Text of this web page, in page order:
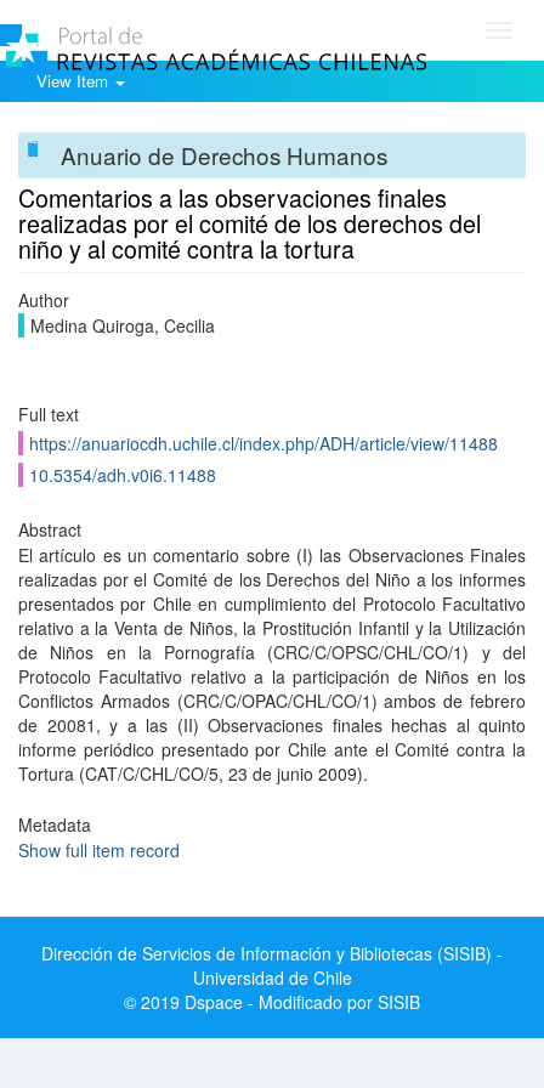
View Item
Anuario de Derechos Humanos
Comentarios a las observaciones finales
realizadas por el comité de los derechos del
niño y al comité contra la tortura
Author
Medina Quiroga, Cecilia
Full text
https://anuariocdh.uchile.cl/index.php/ADH/article/view/11488
10.5354/adh.v0i6.11488
Abstract
El artículo es un comentario sobre (I) las Observaciones Finales
realizadas por el Comité de los Derechos del Niño a los informes
presentados por Chile en cumplimiento del Protocolo Facultativo
relativo a la Venta de Niños, la Prostitución Infantil y la Utilización
de Niños en la Pornografía (CRC/C/OPSC/CHL/CO/1) y del
Protocolo Facultativo relativo a la participación de Niños en los
Conflictos Armados (CRC/C/OPAC/CHL/CO/1) ambos de febrero
de 20081, y a las (II) Observaciones finales hechas al quinto
informe periódico presentado por Chile ante el Comité contra la
Tortura (CAT/C/CHL/CO/5, 23 de junio 2009).
Metadata
Show full item record
Dirección de Servicios de Información y Bibliotecas (SISIB) -
Universidad de Chile
© 2019 Dspace - Modificado por SISIB